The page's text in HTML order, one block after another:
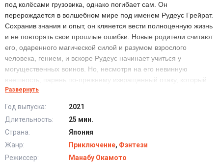
под колёсами грузовика, однако погибает сам. Он
перерождается в волшебном мире под именем Рудеус Грейрат.
Сохранив знания и опыт, он клянется вести полноценную жизнь
и не повторять свои прошлые ошибки. Новые родители считают
его, одаренного магической силой и разумом взрослого
человека, гением, и вскоре Рудеус начинает учиться у
могущественных воинов. Но, несмотря на его невинную
внешность, парень по-прежнему извращенный отаку, который
мечтает наконец начать встречаться с девушкой.
Аниме Реинкарнация безработного: История о
приключениях в другом мире (2021) 1-3 Сезон все
серии смотреть онлайн бесплатно
Развернуть
Год выпуска:
2021
Длительность:
25 мин.
Страна:
Япония
Жанр:
Приключение, Фэнтези
Режиссер:
Манабу Окамото